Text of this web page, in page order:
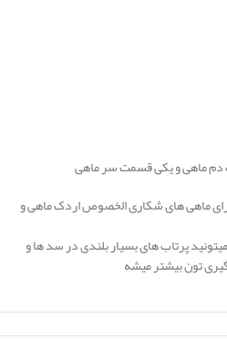
ماهی های شکاری الخصوص اردک ماهی و
براحتی میتونید پرتاب های بسیار بلندی در سد ها و
تون بیشتر میشه